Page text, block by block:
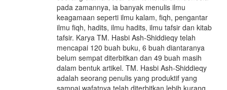
pada zamannya, ia banyak menulis ilmu
keagamaan seperti ilmu kalam, fiqh, pengantar
ilmu fiqh, hadits, ilmu hadits, ilmu tafsir dan kitab
tafsir. Karya TM. Hasbi Ash-Shiddieqy telah
mencapai 120 buah buku, 6 buah diantaranya
belum sempat diterbitkan dan 49 buah masih
dalam bentuk artikel. TM. Hasbi Ash-Shiddieqy
adalah seorang penulis yang produktif yang
sampai wafatnya telah diterbitkan lebih kurang